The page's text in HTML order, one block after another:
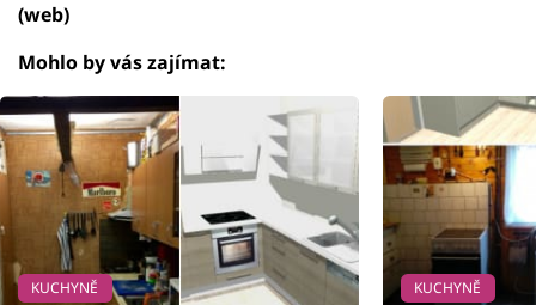
(web)
Mohlo by vás zajímat:
KUCHYNĚ KUCHYNĚ